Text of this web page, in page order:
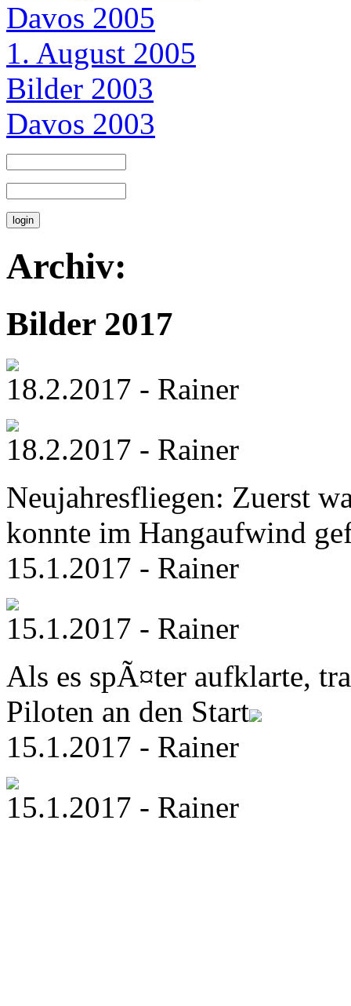
Davos 2005
1. August 2005
Bilder 2003
Davos 2003
Archiv:
Bilder 2017
18.2.2017 - Rainer
18.2.2017 - Rainer
Neujahresfliegen: Zuerst
konnte im Hangaufwind
15.1.2017 - Rainer
15.1.2017 - Rainer
Als es spÃ¤ter aufklarte,
Piloten an den Start
15.1.2017 - Rainer
15.1.2017 - Rainer